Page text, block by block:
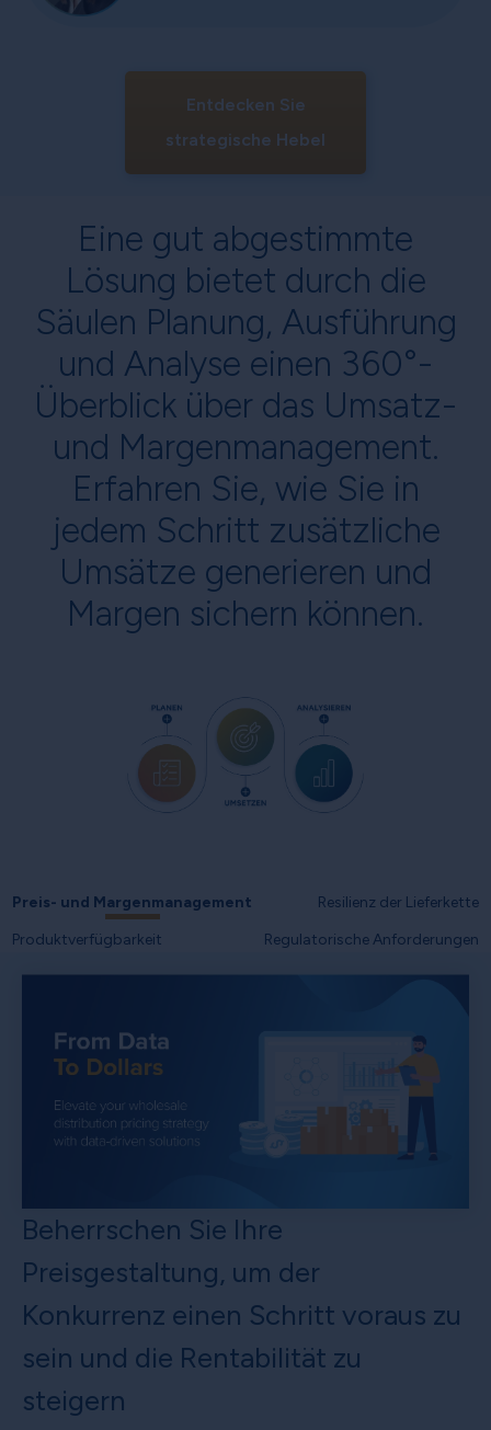
Entdecken Sie
strategische Hebel
Eine gut abgestimmte
Lösung bietet durch die
Säulen Planung, Ausführung
und Analyse einen 360°-
Überblick über das Umsatz-
und Margenmanagement.
Erfahren Sie, wie Sie in
jedem Schritt zusätzliche
Umsätze generieren und
Margen sichern können.
Preis- und Margenmanagement
Resilienz der Lieferkette
Produktverfügbarkeit
Regulatorische Anforderungen
Beherrschen Sie Ihre
Preisgestaltung, um der
Konkurrenz einen Schritt voraus zu
sein und die Rentabilität zu
steigern